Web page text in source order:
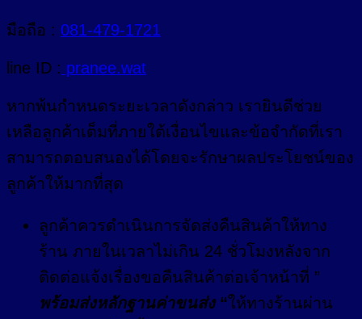
มือถือ : 081-479-1721
line ID : pranee.wat
หากพ้นกำหนดระยะเวลาดังกล่าว เรายินดีช่วย
เหลือลูกค้าเต็มที่ภายใต้เงื่อนไขและข้อจำกัดที่เรา
สามารถตอบสนองได้โดยจะรักษาผลประโยชน์ของ
ลูกค้าให้มากที่สุด
ลูกค้าควรดำเนินการจัดส่งคืนสินค้าให้ทาง
ร้าน ภายในเวลาไม่เกิน 24 ชั่วโมงหลังจาก
ติดต่อแจ้งเรื่องขอคืนสินค้าต่อเจ้าหน้าที่ ”
พร้อมส่งหลักฐานค่าขนส่ง“ให้ทางร้านผ่าน